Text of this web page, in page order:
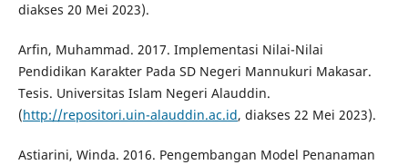
diakses 20 Mei 2023).
Arfin, Muhammad. 2017. Implementasi Nilai-Nilai
Pendidikan Karakter Pada SD Negeri Mannukuri Makasar.
Tesis. Universitas Islam Negeri Alauddin.
(http://repositori.uin-alauddin.ac.id, diakses 22 Mei 2023).
Astiarini, Winda. 2016. Pengembangan Model Penanaman